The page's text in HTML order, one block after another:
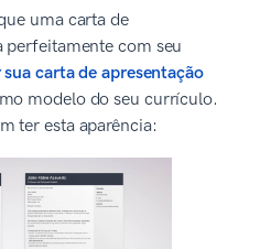
uma carta de
perfeitamente com seu
carta de apresentação
modelo do seu currículo.
ter esta aparência: